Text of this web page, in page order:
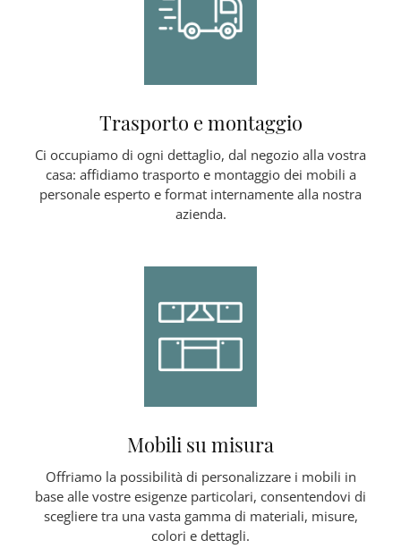
Trasporto e montaggio
Ci occupiamo di ogni dettaglio, dal negozio alla vostra
casa: affidiamo trasporto e montaggio dei mobili a
personale esperto e format internamente alla nostra
azienda.
Mobili su misura
Offriamo la possibilità di personalizzare i mobili in
base alle vostre esigenze particolari, consentendovi di
scegliere tra una vasta gamma di materiali, misure,
colori e dettagli.